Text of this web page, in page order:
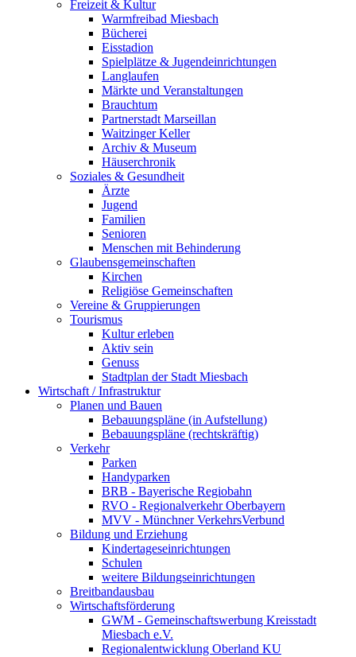
Freizeit & Kultur
Warmfreibad Miesbach
Bücherei
Eisstadion
Spielplätze & Jugendeinrichtungen
Langlaufen
Märkte und Veranstaltungen
Brauchtum
Partnerstadt Marseillan
Waitzinger Keller
Archiv & Museum
Häuserchronik
Soziales & Gesundheit
Ärzte
Jugend
Familien
Senioren
Menschen mit Behinderung
Glaubensgemeinschaften
Kirchen
Religiöse Gemeinschaften
Vereine & Gruppierungen
Tourismus
Kultur erleben
Aktiv sein
Genuss
Stadtplan der Stadt Miesbach
Wirtschaft / Infrastruktur
Planen und Bauen
Bebauungspläne (in Aufstellung)
Bebauungspläne (rechtskräftig)
Verkehr
Parken
Handyparken
BRB - Bayerische Regiobahn
RVO - Regionalverkehr Oberbayern
MVV - Münchner VerkehrsVerbund
Bildung und Erziehung
Kindertageseinrichtungen
Schulen
weitere Bildungseinrichtungen
Breitbandausbau
Wirtschaftsförderung
GWM - Gemeinschaftswerbung Kreisstadt
Miesbach e.V.
Regionalentwicklung Oberland KU